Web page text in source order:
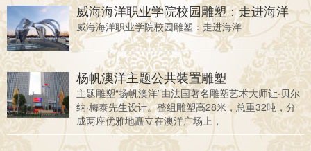
威海海洋职业学院校园雕塑：走进海洋
威海海洋职业学院校园雕塑：走进海洋
杨帆澳洋主题公共装置雕塑
主题雕塑“扬帆澳洋”由法国著名雕塑艺术大师让·贝尔
纳·梅泰先生设计。整组雕塑高28米，总重32吨，分
成两座优雅地矗立在澳洋广场上，